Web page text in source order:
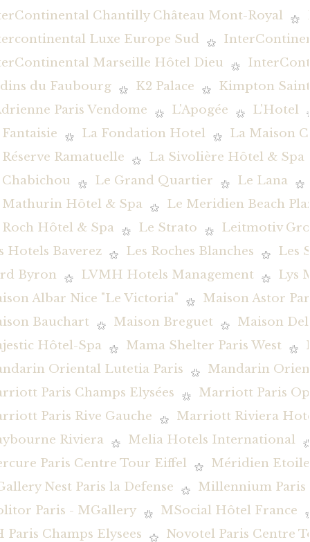
Chantilly Château Mont-Royal
Luxe Europe Sud
Marseille Hôtel Dieu
du Faubourg
K2 Palace
Kimpton
Paris Vendome
L'Apogée
L'Hotel
La Fondation Hotel
La Maison
Ramatuelle
La Sivolière Hôtel & Spa
Le Grand Quartier
Le Lana
Mathurin Hôtel & Spa
Le Meridien Beach
Hôtel & Spa
Le Strato
Leitmotiv
Hotels Baverez
Les Roches Blanches
Les
Byron
LVMH Hotels Management
Lys
Albar Nice "Le Victoria"
Maison Astor
Bauchart
Maison Breguet
Maison
Hôtel-Spa
Mama Shelter Paris West
Oriental Lutetia Paris
Mandarin
Paris Champs Elysées
Marriott Paris
Paris Rive Gauche
Marriott Riviera
Riviera
Melia Hotels International
Paris Centre Tour Eiffel
Méridien Etoile
Nest Paris la Defense
Millennium Paris
Paris - MGallery
MSocial Hôtel France
Paris Champs Elysees
Novotel Paris Centre